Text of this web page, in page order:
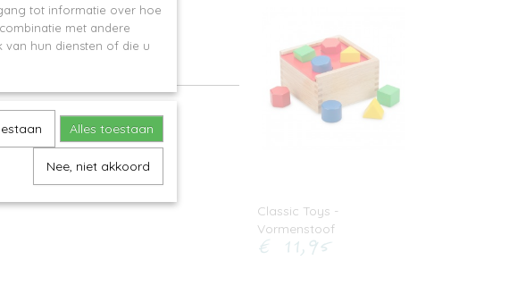
Classic Toys -
Vormenstoof
€ 11,95
tot informatie over hoe
met andere
van hun diensten of die u
Alles toestaan
Nee, niet akkoord